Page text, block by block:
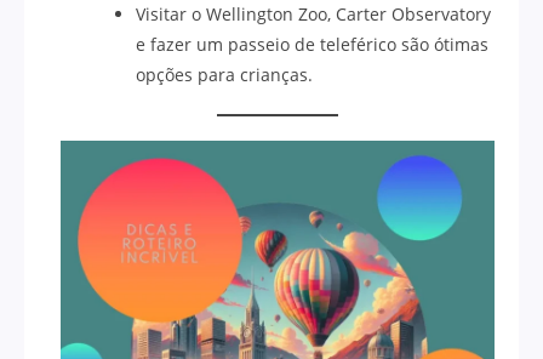
Visitar o Wellington Zoo, Carter Observatory
e fazer um passeio de teleférico são ótimas
opções para crianças.